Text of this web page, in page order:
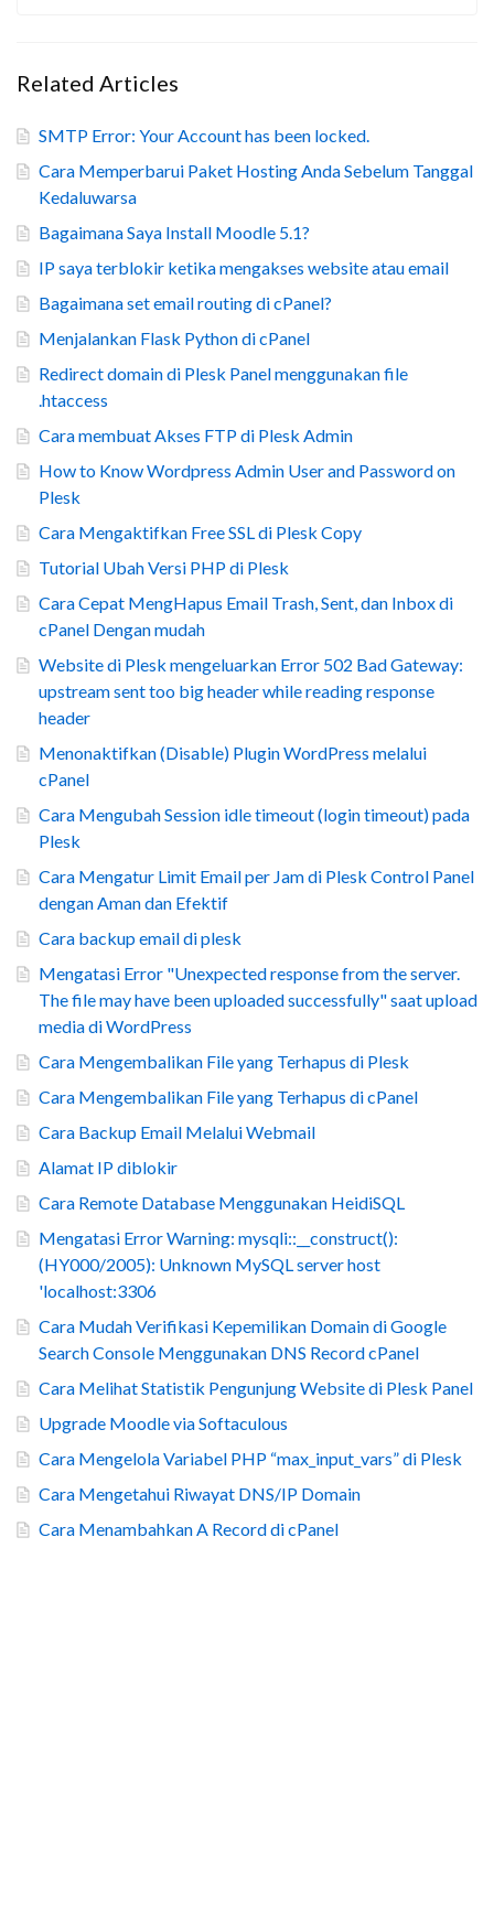
Related Articles
SMTP Error: Your Account has been locked.
Cara Memperbarui Paket Hosting Anda Sebelum Tanggal
Kedaluwarsa
Bagaimana Saya Install Moodle 5.1?
IP saya terblokir ketika mengakses website atau email
Bagaimana set email routing di cPanel?
Menjalankan Flask Python di cPanel
Redirect domain di Plesk Panel menggunakan file
.htaccess
Cara membuat Akses FTP di Plesk Admin
How to Know Wordpress Admin User and Password on
Plesk
Cara Mengaktifkan Free SSL di Plesk Copy
Tutorial Ubah Versi PHP di Plesk
Cara Cepat MengHapus Email Trash, Sent, dan Inbox di
cPanel Dengan mudah
Website di Plesk mengeluarkan Error 502 Bad Gateway:
upstream sent too big header while reading response
header
Menonaktifkan (Disable) Plugin WordPress melalui
cPanel
Cara Mengubah Session idle timeout (login timeout) pada
Plesk
Cara Mengatur Limit Email per Jam di Plesk Control Panel
dengan Aman dan Efektif
Cara backup email di plesk
Mengatasi Error "Unexpected response from the server.
The file may have been uploaded successfully" saat upload
media di WordPress
Cara Mengembalikan File yang Terhapus di Plesk
Cara Mengembalikan File yang Terhapus di cPanel
Cara Backup Email Melalui Webmail
Alamat IP diblokir
Cara Remote Database Menggunakan HeidiSQL
Mengatasi Error Warning: mysqli::__construct():
(HY000/2005): Unknown MySQL server host
'localhost:3306
Cara Mudah Verifikasi Kepemilikan Domain di Google
Search Console Menggunakan DNS Record cPanel
Cara Melihat Statistik Pengunjung Website di Plesk Panel
Upgrade Moodle via Softaculous
Cara Mengelola Variabel PHP “max_input_vars” di Plesk
Cara Mengetahui Riwayat DNS/IP Domain
Cara Menambahkan A Record di cPanel